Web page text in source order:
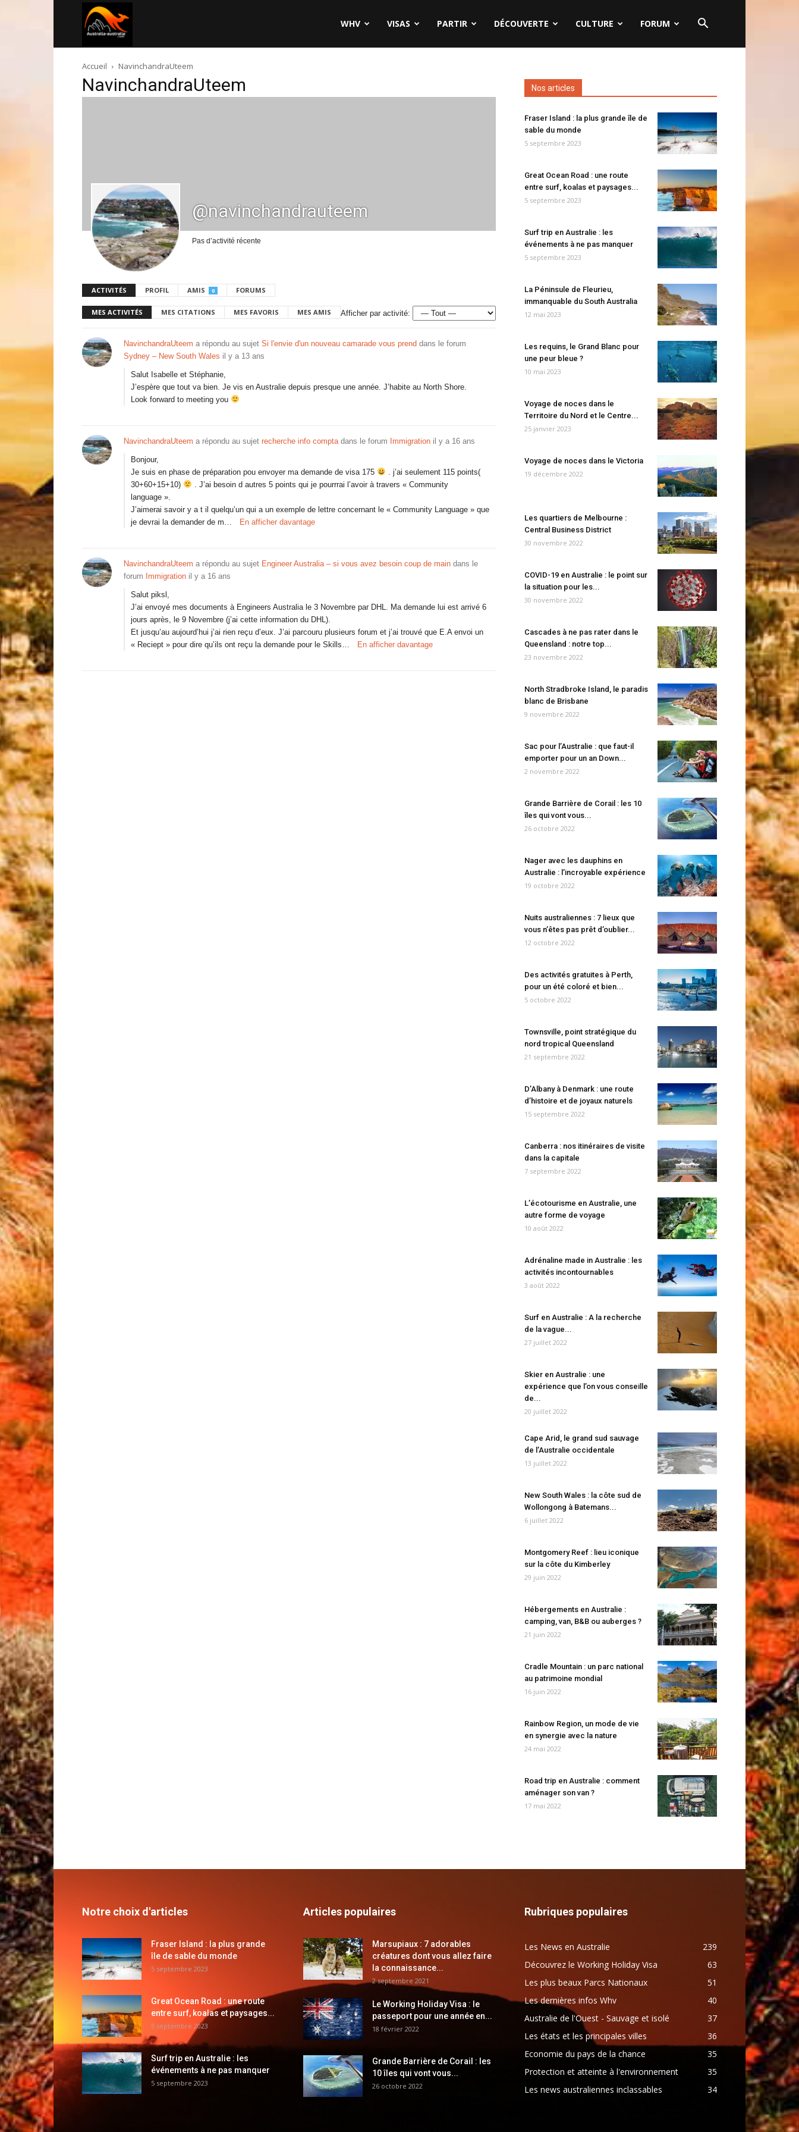
australie.com
WHV VISAS PARTIR DÉCOUVERTE CULTURE FORUM
Accueil NavinchandraUteem
NavinchandraUteem
@navinchandrauteem
Pas d’activité récente
ACTIVITÉS PROFIL AMIS 0 FORUMS
MES ACTIVITÉS MES CITATIONS MES FAVORIS MES AMIS Afficher par activité:
NavinchandraUteem a répondu au sujet Si l'envie d'un nouveau camarade vous prend dans le forum
Sydney – New South Wales il y a 13 ans
Salut Isabelle et Stéphanie,
J’espère que tout va bien. Je vis en Australie depuis presque une année. J’habite au North Shore.
Look forward to meeting you
NavinchandraUteem a répondu au sujet recherche info comptadans le forum Immigration il y a 16 ans
Bonjour,
Je suis en phase de préparation pou envoyer ma demande de visa 175
. j’ai seulement 115 points(
30+60+15+10)
. J’ai besoin d autres 5 points qui je pourrrai l’avoir à travers « Community
language ».
J’aimerai savoir y a t il quelqu’un qui a un exemple de lettre concernant le « Community Language » que
je devrai la demander de m…
En afficher davantage
NavinchandraUteem a répondu au sujet Engineer Australia – si vous avez besoin coup de main dans le
forum Immigration il y a 16 ans
Salut piksl,
J’ai envoyé mes documents à Engineers Australia le 3 Novembre par DHL. Ma demande lui est arrivé 6
jours après, le 9 Novembre (j’ai cette information du DHL).
Et jusqu’au aujourd’hui j’ai rien reçu d’eux. J’ai parcouru plusieurs forum et j’ai trouvé que E.A envoi un
« Reciept » pour dire qu’ils ont reçu la demande pour le Skills…
En afficher davantage
Nos articles
Fraser Island : la plus grande île de
sable du monde
5 septembre 2023
Great Ocean Road : une route
entre surf, koalas et paysages...
5 septembre 2023
Surf trip en Australie : les
événements à ne pas manquer
5 septembre 2023
La Péninsule de Fleurieu,
immanquable du South Australia
12 mai 2023
Les requins, le Grand Blanc pour
une peur bleue ?
10 mai 2023
Voyage de noces dans le
Territoire du Nord et le Centre...
25 janvier 2023
Voyage de noces dans le Victoria
19 décembre 2022
Les quartiers de Melbourne :
Central Business District
30 novembre 2022
COVID-19 en Australie : le point sur
la situation pour les...
30 novembre 2022
Cascades à ne pas rater dans le
Queensland : notre top...
23 novembre 2022
North Stradbroke Island, le paradis
blanc de Brisbane
9 novembre 2022
Sac pour l’Australie : que faut-il
emporter pour un an Down...
2 novembre 2022
Grande Barrière de Corail : les 10
îles qui vont vous...
26 octobre 2022
Nager avec les dauphins en
Australie : l’incroyable expérience
19 octobre 2022
Nuits australiennes : 7 lieux que
vous n’êtes pas prêt d’oublier...
12 octobre 2022
Des activités gratuites à Perth,
pour un été coloré et bien...
5 octobre 2022
Townsville, point stratégique du
nord tropical Queensland
21 septembre 2022
D’Albany à Denmark : une route
d’histoire et de joyaux naturels
15 septembre 2022
Canberra : nos itinéraires de visite
dans la capitale
7 septembre 2022
L’écotourisme en Australie, une
autre forme de voyage
10 août 2022
Adrénaline made in Australie : les
activités incontournables
3 août 2022
Surf en Australie : A la recherche
de la vague...
27 juillet 2022
Skier en Australie : une
expérience que l’on vous conseille
de...
20 juillet 2022
Cape Arid, le grand sud sauvage
de l’Australie occidentale
13 juillet 2022
New South Wales : la côte sud de
Wollongong à Batemans...
6 juillet 2022
Montgomery Reef : lieu iconique
sur la côte du Kimberley
29 juin 2022
Hébergements en Australie :
camping, van, B&B ou auberges ?
21 juin 2022
Cradle Mountain : un parc national
au patrimoine mondial
16 juin 2022
Rainbow Region, un mode de vie
en synergie avec la nature
24 mai 2022
Road trip en Australie : comment
aménager son van ?
17 mai 2022
Notre choix d'articles
Fraser Island : la plus grande
île de sable du monde
5 septembre 2023
Great Ocean Road : une route
entre surf, koalas et paysages...
5 septembre 2023
Surf trip en Australie : les
événements à ne pas manquer
5 septembre 2023
Articles populaires
Marsupiaux : 7 adorables
créatures dont vous allez faire
la connaissance...
2 septembre 2021
Le Working Holiday Visa : le
passeport pour une année en...
18 février 2022
Grande Barrière de Corail : les
10 îles qui vont vous...
26 octobre 2022
Rubriques populaires
Les News en Australie
239
Découvrez le Working Holiday Visa
63
Les plus beaux Parcs Nationaux
51
Les dernières infos Whv
40
Australie de l'Ouest - Sauvage et isolé
37
Les états et les principales villes
36
Economie du pays de la chance
35
Protection et atteinte à l'environnement
35
Les news australiennes inclassables
34